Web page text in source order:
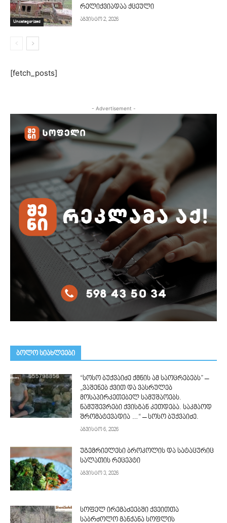
Uncategorized
რელიქვიადაა ქცეული
აგვისტო 2, 2026
[fetch_posts]
- Advertisement -
ᲑᲝᲚᲝ ᲡᲘᲐᲮᲚᲔᲔᲑᲘ
“სოსო ბუქვაიძე ქმნის ამ საოცრებებს” –
„ვაშენებ ქვით და ვასრულებ
მოსაპირკეთებელ სამუშაოებს.
ნამუშევრები ქვისგან კეთდება. საკმაოდ
შრომატევადია …“ – სოსო ბუქვაიძე.
აგვისტო 6, 2026
უგემრიელესი ბროკოლის და სატაცურიც
სალათის რეცეპტი
აგვისტო 3, 2026
სოფელ ირემაძეებში ქვეითთა
საბრძოლო მანქანა სოფლის